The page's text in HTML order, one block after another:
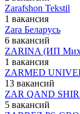
Zarafshon Tekstil
1 вакансия
Zara Беларусь
6 вакансий
ZARINA (ИП
1 вакансия
ZARMED
13 вакансий
ZAR QAND
5 вакансий